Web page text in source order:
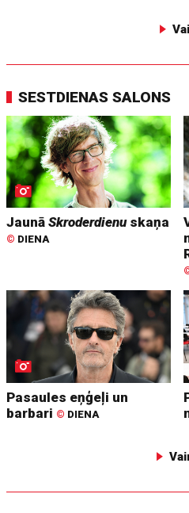
SESTDIENAS SALONS
JaunāSkroderdienuskaņa
© DIENA
Pasaules eņģeļi un
barbari © DIENA